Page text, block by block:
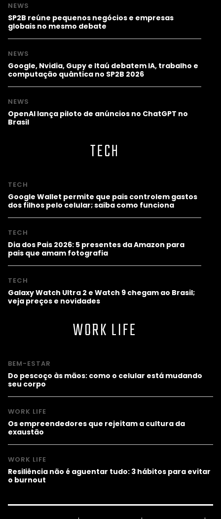
NEWS
SP2B reúne pequenos negócios e empresas
globais no mesmo debate
NEWS
Google, Nvidia, Gupy e Itaú debatem IA, trabalho e
computação quântica no SP2B 2026
NEWS
OpenAI lança piloto de anúncios no ChatGPT no
Brasil
TECH
TECH
Google Wallet permite que pais controlem gastos
dos filhos pelo celular; saiba como funciona
TECH
Dia dos Pais 2026: 5 presentes da Amazon para
pais que amam fotografia
TECH
Galaxy Watch Ultra 2 e Watch 9 chegam ao Brasil;
veja preços e novidades
WORK LIFE
BEM-ESTAR
Do pescoço às mãos: como o celular está mudando
seu corpo
WORK LIFE
Os empreendedores que rejeitam a cultura da
exaustão
WORK LIFE
Resiliência não é aguentar tudo: 3 hábitos para evitar
o burnout